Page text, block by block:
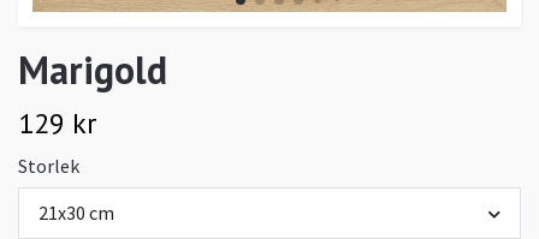
Marigold
129 kr
Storlek
21x30 cm